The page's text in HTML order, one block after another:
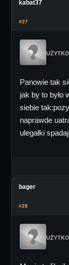
kabat37
#27
Panowie tak
jak by to było
siebie
naprawde
ulegałki
bager
#28